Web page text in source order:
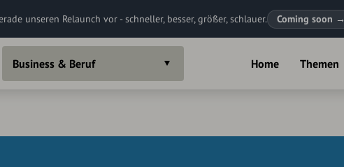
unseren Relaunch vor - schneller, besser, größer, schlauer. Coming soon →
Home Themen
Business & Beruf